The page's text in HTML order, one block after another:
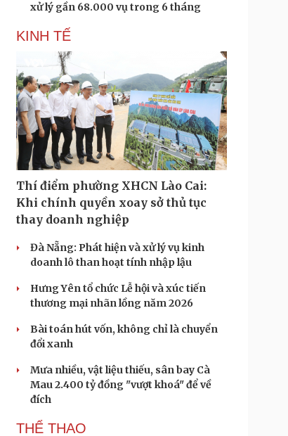
xử lý gần 68.000 vụ trong 6 tháng
KINH TẾ
Thí điểm phường XHCN Lào Cai:
Khi chính quyền xoay sở thủ tục
thay doanh nghiệp
Đà Nẵng: Phát hiện và xử lý vụ kinh
doanh lô than hoạt tính nhập lậu
Hưng Yên tổ chức Lễ hội và xúc tiến
thương mại nhãn lồng năm 2026
Bài toán hút vốn, không chỉ là chuyển
đổi xanh
Mưa nhiều, vật liệu thiếu, sân bay Cà
Mau 2.400 tỷ đồng "vượt khoá" để về
đích
THỂ THAO